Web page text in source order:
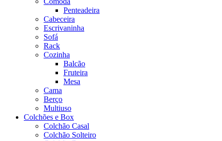
Penteadeira
Cabeceira
Escrivaninha
Sofá
Rack
Cozinha
Balcão
Fruteira
Mesa
Cama
Berço
Multiuso
Colchões e Box
Colchão Casal
Colchão Solteiro